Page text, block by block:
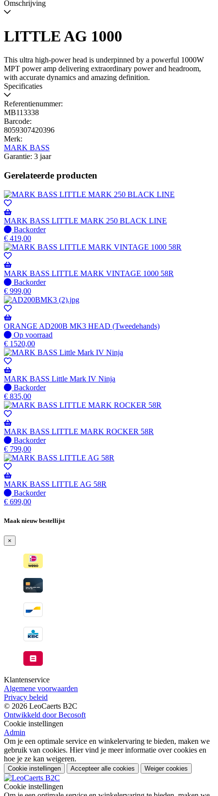
Omschrijving
LITTLE AG 1000
This ultra high-power head is underpinned by a powerful 1000W
MPT power amp delivering extraordinary power and headroom,
with accurate dynamics and amazing definition.
Specificaties
Referentienummer:
MB113338
Barcode:
8059307420396
Merk:
MARK BASS
Garantie: 3 jaar
Gerelateerde producten
MARK BASS LITTLE MARK 250 BLACK LINE
Niet
op
voorraad
-
Wordt
verzonden
wanneer
beschikbaar
Backorder
€ 419,00
MARK BASS LITTLE MARK VINTAGE 1000 58R
Niet
op
voorraad
-
Wordt
verzonden
wanneer
beschikbaar
Backorder
€ 999,00
ORANGE AD200B MK3 HEAD (Tweedehands)
Op
voorraad
Op voorraad
€ 1520,00
MARK BASS Little Mark IV Ninja
Niet
op
voorraad
-
Wordt
verzonden
wanneer
beschikbaar
Backorder
€ 835,00
MARK BASS LITTLE MARK ROCKER 58R
Niet
op
voorraad
-
Wordt
verzonden
wanneer
beschikbaar
Backorder
€ 799,00
MARK BASS LITTLE AG 58R
Niet
op
-
verzonden
wanneer
beschikbaar
Backorder
€ 699,00
Maak nieuw bestellijst
×
Klantenservice
Algemene voorwaarden
Privacy beleid
© 2026 LeoCaerts B2C
Ontwikkeld door Becosoft
Cookie instellingen
Admin
Om je een optimale service en winkelervaring te bieden, maken we
gebruik van cookies. Hier vind je meer informatie over cookies en
hoe je ze kan weigeren.
Cookie instellingen Accepteer alle cookies Weiger cookies
Cookie instellingen